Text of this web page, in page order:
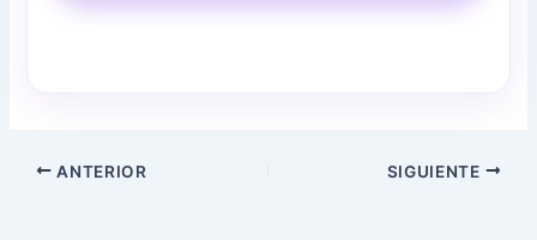
ANTERIOR SIGUIENTE